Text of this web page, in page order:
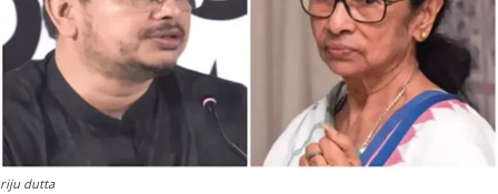
riju dutta